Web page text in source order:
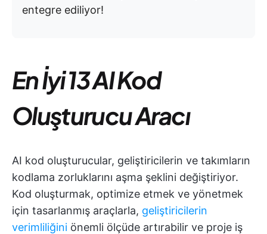
entegre ediliyor!
En İyi 13 AI Kod
Oluşturucu Aracı
AI kod oluşturucular, geliştiricilerin ve takımların
kodlama zorluklarını aşma şeklini değiştiriyor.
Kod oluşturmak, optimize etmek ve yönetmek
için tasarlanmış araçlarla, geliştiricilerin
verimliliğini önemli ölçüde artırabilir ve proje iş